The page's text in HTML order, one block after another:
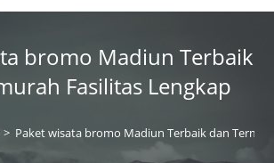
bromo Madiun Terbaik
Fasilitas Lengkap
> Paket wisata bromo Madiun Terbaik dan